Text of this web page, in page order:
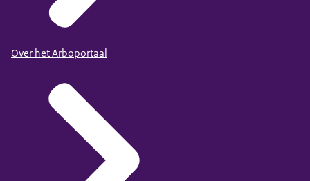
Over het Arboportaal